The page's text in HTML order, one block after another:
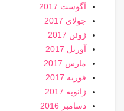
آگوست 2017
جولای 2017
ژوئن 2017
آوریل 2017
مارس 2017
فوریه 2017
ژانویه 2017
دسامبر 2016